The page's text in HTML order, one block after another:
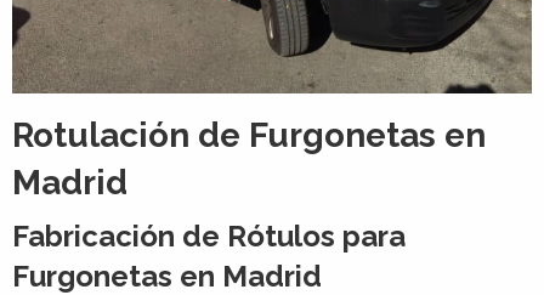
Rotulación de Furgonetas en
Madrid
Fabricación de Rótulos para
Furgonetas en Madrid